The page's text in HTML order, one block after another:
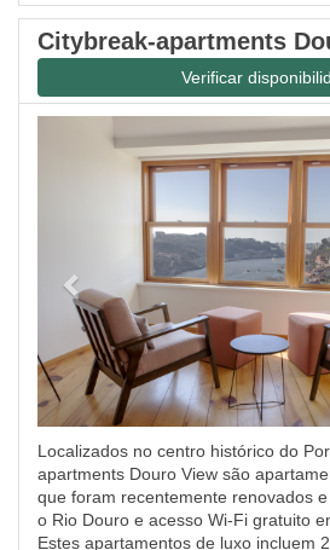
Citybreak-apartments
Verificar
Previous
Localizados no centro histórico do
apartments Douro View são
que foram recentemente renovados
o Rio Douro e acesso Wi-Fi gratuito
Estes apartamentos de luxo incluem